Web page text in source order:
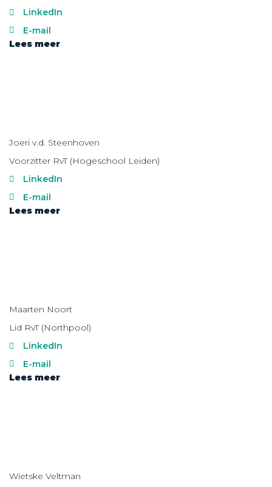
LinkedIn
E-mail
Lees meer
Joeri v.d. Steenhoven
Voorzitter RvT (Hogeschool Leiden)
LinkedIn
E-mail
Lees meer
Maarten Noort
Lid RvT (Northpool)
LinkedIn
E-mail
Lees meer
Wietske Veltman